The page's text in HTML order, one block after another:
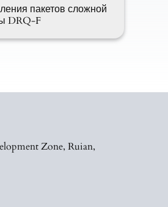
пакетов сложной
DRQ-F
Zone, Ruian,